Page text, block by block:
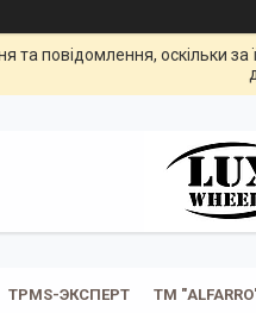
повідомлення, оскільки
TPMS-ЭКСПЕРТ ТМ